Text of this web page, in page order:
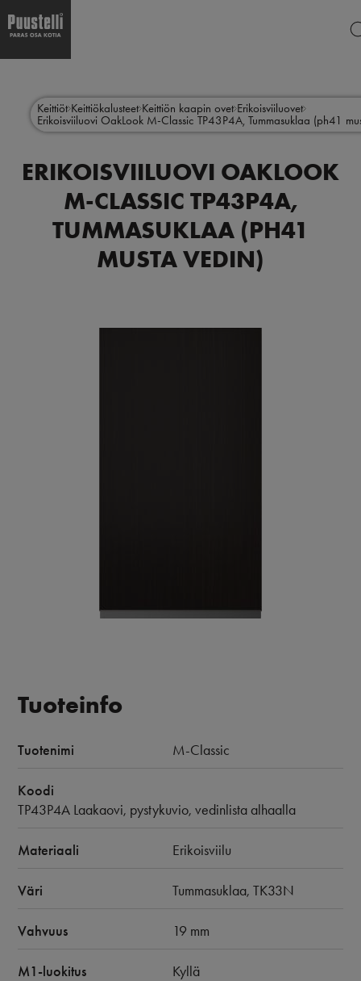
menu
Keittiöt Keittiökalusteet Keittiön kaapin ovet Erikoisviiluovet
Erikoisviiluovi OakLook M-Classic TP43P4A, Tummasuklaa (ph41
ERIKOISVIILUOVI OAKLOOK
M-CLASSIC TP43P4A,
TUMMASUKLAA (PH41
MUSTA VEDIN)
Tuoteinfo
Tuotenimi M-Classic
Koodi
TP43P4A Laakaovi, pystykuvio, vedinlista alhaalla
Materiaali Erikoisviilu
Väri Tummasuklaa, TK33N
Vahvuus 19 mm
M1-luokitus Kyllä